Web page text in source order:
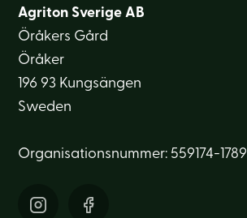
Agriton Sverige AB
Öråkers Gård
Öråker
196 93 Kungsängen
Sweden
Organisationsnummer: 559174-1789